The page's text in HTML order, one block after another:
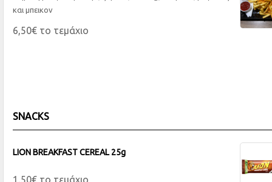
και μπεικον
6,50€ το τεμάχιο
SNACKS
LION BREAKFAST CEREAL 25g
1,50€ το τεμάχιο